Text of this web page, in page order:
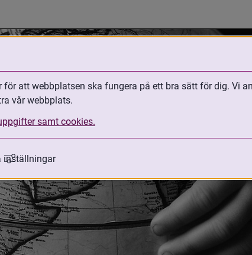
att webbplatsen ska fungera på ett bra sätt för dig. Vi
vår webbplats.
samt cookies.
inställningar